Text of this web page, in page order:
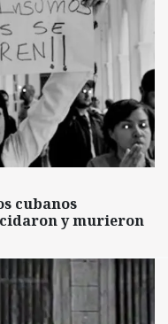
cubanos
y murieron